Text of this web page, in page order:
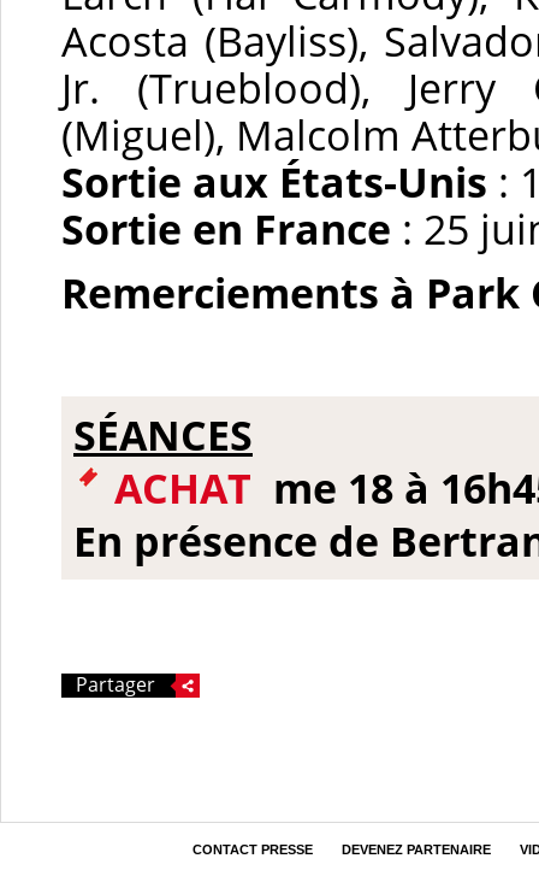
Acosta (Bayliss),
Jr. (Trueblood), Jerry
(Miguel), Malcolm
Sortie aux États-Unis :
Sortie en France : 25
Remerciements à Park
SÉANCES
ACHAT me 18 à
En présence de
Partager
CONTACT PRESSE DEVENEZ PARTENAIRE